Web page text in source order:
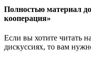
Полностью материал
кооперация»
Если вы хотите читать
дискуссиях, то вам